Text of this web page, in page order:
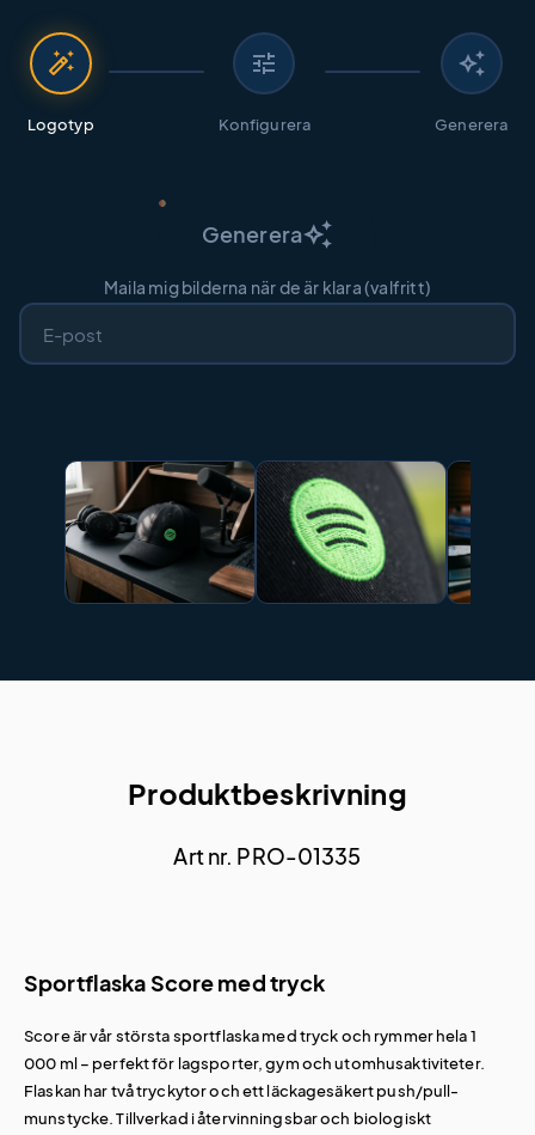
auto_fix_high
Logotyp
tune
Konfigurera
auto_awesome
Generera
Genereraauto_awesome
Maila mig bilderna när de är klara (valfritt)
Produktbeskrivning
Art nr. PRO-01335
Sportflaska Score med tryck
Score är vår största sportflaska med tryck och rymmer hela 1
000 ml – perfekt för lagsporter, gym och utomhusaktiviteter.
Flaskan har två tryckytor och ett läckagesäkert push/pull-
munstycke. Tillverkad i återvinningsbar och biologiskt